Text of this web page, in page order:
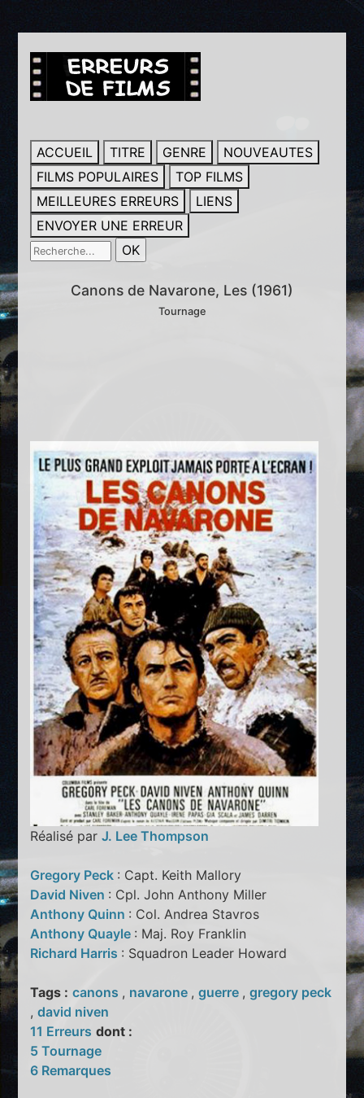
ACCUEIL TITRE GENRE
NOUVEAUTES
FILMS POPULAIRES
TOP FILMS
MEILLEURES ERREURS
LIENS
ENVOYER UNE ERREUR
Canons de Navarone, Les (1961)
Tournage
Réalisé parJ. Lee Thompson
Gregory Peck : Capt. Keith Mallory
David Niven : Cpl. John Anthony Miller
Anthony Quinn : Col. Andrea Stavros
Anthony Quayle : Maj. Roy Franklin
Richard Harris : Squadron Leader Howard
Tags : canons , navarone ,guerre ,gregory peck
,david niven
11 Erreurs dont :
5 Tournage
6 Remarques